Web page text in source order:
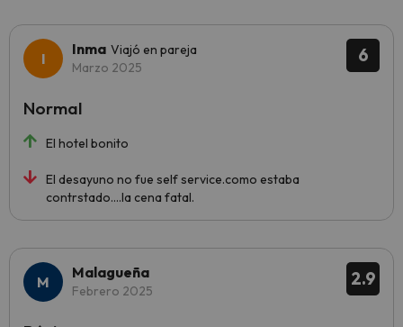
6
Inma Viajó en pareja
Marzo 2025
El hotel bonito
El desayuno no fue self service.como estaba
contrstado....la cena fatal.
Normal
2.9
Malagueña
Febrero 2025